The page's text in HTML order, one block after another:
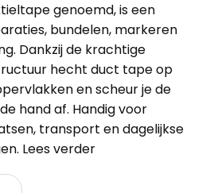
genoemd, is een
bundelen, markeren
Dankzij de krachtige
hecht duct tape op
en scheur je de
hand af. Handig voor
transport en dagelijkse
Lees verder